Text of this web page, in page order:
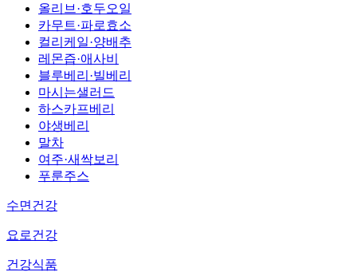
올리브·호두오일
카무트·파로효소
컬리케일·양배추
레몬즙·애사비
블루베리·빌베리
마시는샐러드
하스카프베리
야생베리
말차
여주·새싹보리
푸룬주스
수면건강
요로건강
건강식품